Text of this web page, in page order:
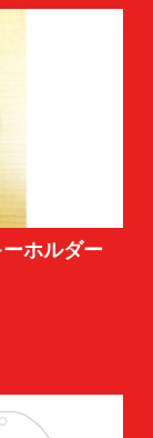
ホルダー